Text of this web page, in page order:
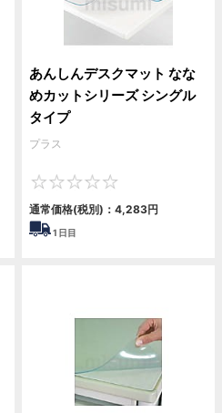
あんしんデスクマット なな
めカットシリーズ シングル
タイプ
プラス
通常価格(税別)： 4,283円
1 日目